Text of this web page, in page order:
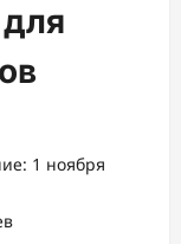
1 ноября